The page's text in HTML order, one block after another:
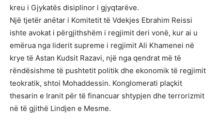
kreu i Gjykatës disiplinor i gjyqtarëve.
Një tjetër anëtar i Komitetit të Vdekjes Ebrahim Reissi
ishte avokat i përgjithshëm i regjimit deri vonë, kur ai u
emërua nga liderit supreme i regjimit Ali Khamenei në
krye të Astan Kudsit Razavi, një nga qendrat më të
rëndësishme të pushtetit politik dhe ekonomik të regjimit
teokratik, shtoi Mohaddessin. Konglomerati plaçkit
thesarin e Iranit për të financuar shtypjen dhe terrorizmit
në të gjithë Lindjen e Mesme.